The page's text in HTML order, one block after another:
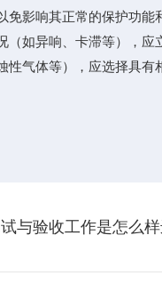
影响其正常的保护功能
如异响、卡滞等），应
体等），应选择具有
与验收工作是怎么